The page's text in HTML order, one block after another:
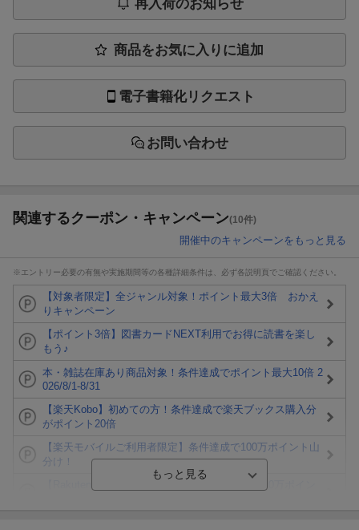
再入荷のお知らせ
商品をお気に入りに追加
電子書籍化リクエスト
お問い合わせ
関連するクーポン・キャンペーン(10件)
開催中のキャンペーンをもっと見る
※エントリー必要の有無や実施期間等の各種詳細条件は、必ず各説明頁でご確認ください。
【対象者限定】全ジャンル対象！ポイント最大3倍 おかえ
りキャンペーン
【ポイント3倍】図書カードNEXT利用でお得に読書を楽し
もう♪
本・雑誌在庫あり商品対象！条件達成でポイント最大10倍 2
026/8/1-8/31
【楽天Kobo】初めての方！条件達成で楽天ブックス購入分
がポイント20倍
【楽天モバイルご利用者限定】条件達成で100万ポイント山
分け！